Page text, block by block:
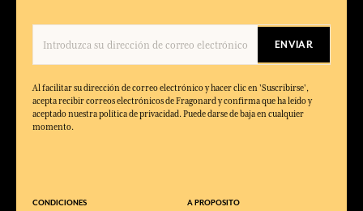
ENVIAR
Al facilitar su dirección de correo electrónico y hacer clic en 'Suscribirse',
acepta recibir correos electrónicos de Fragonard y confirma que ha leído y
aceptado nuestra política de privacidad. Puede darse de baja en cualquier
momento.
CONDICIONES A PROPOSITO